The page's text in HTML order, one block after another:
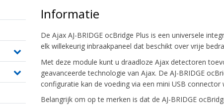
Informatie
De Ajax AJ-BRIDGE ocBridge Plus is een universele
elk willekeurig inbraakpaneel dat beschikt over vrije
Met deze module kunt u draadloze Ajax detectoren
geavanceerde technologie van Ajax. De AJ-BRIDGE
configuratie kan de voeding via een mini USB connector
Belangrijk om op te merken is dat de AJ-BRIDGE